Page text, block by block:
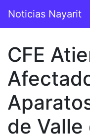
Noticias Nayarit
CFE
de Valle